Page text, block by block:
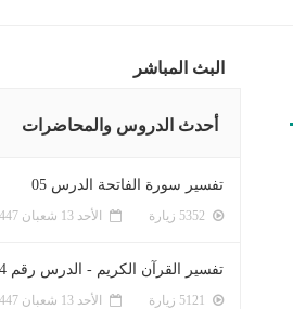
البث المباشر
أحدث الدروس والمحاضرات
تفسير سورة الفاتحة الدرس 05
الأحد 13 شعبان 1447ﻫ 1-2-2026م
تفسير القرآن الكريم - الدرس رقم 04
الأحد 13 شعبان 1447ﻫ 1-2-2026م